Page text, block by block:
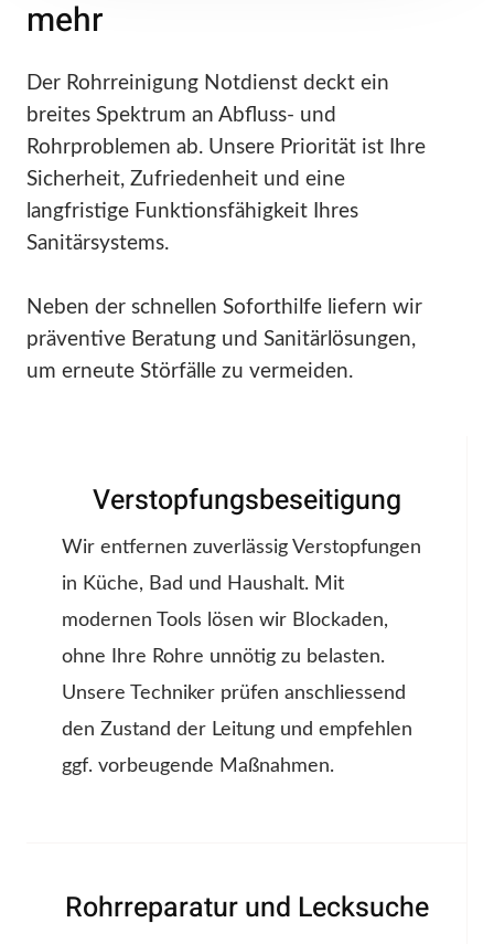
mehr
Der Rohrreinigung Notdienst deckt ein
breites Spektrum an Abfluss- und
Rohrproblemen ab. Unsere Priorität ist Ihre
Sicherheit, Zufriedenheit und eine
langfristige Funktionsfähigkeit Ihres
Sanitärsystems.
Neben der schnellen Soforthilfe liefern wir
präventive Beratung und Sanitärlösungen,
um erneute Störfälle zu vermeiden.
Verstopfungsbeseitigung
Wir entfernen zuverlässig Verstopfungen
in Küche, Bad und Haushalt. Mit
modernen Tools lösen wir Blockaden,
ohne Ihre Rohre unnötig zu belasten.
Unsere Techniker prüfen anschliessend
den Zustand der Leitung und empfehlen
ggf. vorbeugende Maßnahmen.
Rohrreparatur und Lecksuche